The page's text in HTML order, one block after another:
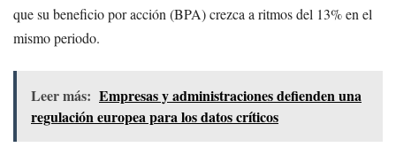
que su beneficio por acción (BPA) crezca a ritmos del 13% en el
mismo periodo.
Leer más: Empresas y administraciones defienden una
regulación europea para los datos críticos